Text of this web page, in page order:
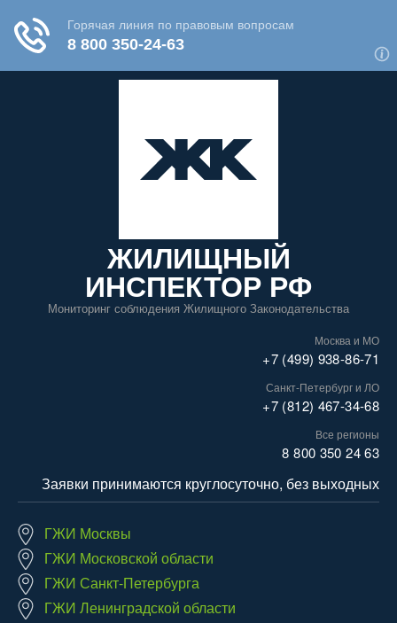
ЖИЛИЩНЫЙ
ИНСПЕКТОР РФ
Мониторинг соблюдения Жилищного Законодательства
Москва и МО
+7 (499) 938-86-71
Санкт-Петербург и ЛО
+7 (812) 467-34-68
Все регионы
8 800 350 24 63
Заявки принимаются круглосуточно, без выходных
ГЖИ Москвы
ГЖИ Московской области
ГЖИ Санкт-Петербурга
ГЖИ Ленинградской области